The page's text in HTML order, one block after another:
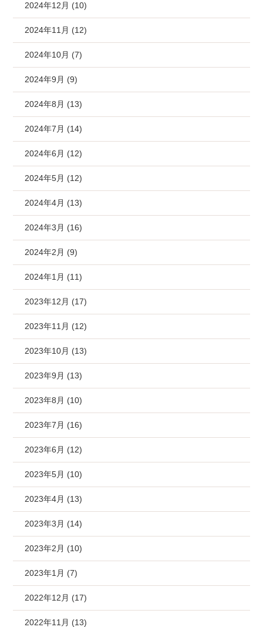
2024年12月 (10)
2024年11月 (12)
2024年10月 (7)
2024年9月 (9)
2024年8月 (13)
2024年7月 (14)
2024年6月 (12)
2024年5月 (12)
2024年4月 (13)
2024年3月 (16)
2024年2月 (9)
2024年1月 (11)
2023年12月 (17)
2023年11月 (12)
2023年10月 (13)
2023年9月 (13)
2023年8月 (10)
2023年7月 (16)
2023年6月 (12)
2023年5月 (10)
2023年4月 (13)
2023年3月 (14)
2023年2月 (10)
2023年1月 (7)
2022年12月 (17)
2022年11月 (13)